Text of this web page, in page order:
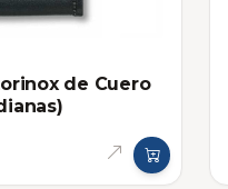
de Cuero